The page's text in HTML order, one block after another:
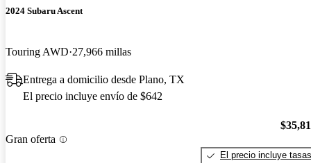
2024 Subaru Ascent
Touring AWD 27,966 millas
Entrega a domicilio desde Plano, TX
El precio incluye envío de $642
Gran oferta
El precio incluye tasas